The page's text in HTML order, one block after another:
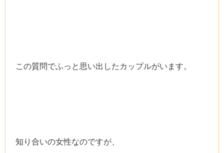
この質問でふっと思い出したカップルがいます。
知り合いの女性なのですが、